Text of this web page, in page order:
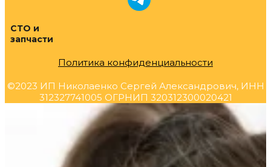
СТО и
запчасти
Политика конфиденциальности
©2023 ИП Николаенко Сергей Александрович, ИНН
312327741005 ОГРНИП 320312300020421